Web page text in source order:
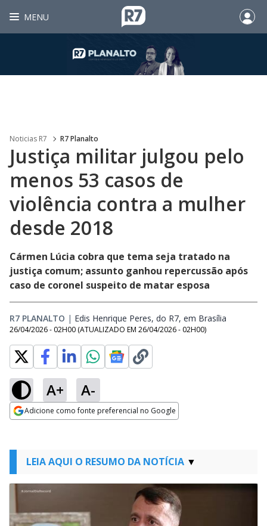
MENU
Noticias R7 R7 Planalto
Justiça militar julgou pelo
menos 53 casos de
violência contra a mulher
desde 2018
Cármen Lúcia cobra que tema seja tratado na
justiça comum; assunto ganhou repercussão após
caso de coronel suspeito de matar esposa
R7 PLANALTO | Edis Henrique Peres, do R7, em Brasília
26/04/2026 - 02H00 (ATUALIZADO EM 26/04/2026 - 02H00)
A+ A-
Adicione como fonte preferencial no Google
LEIA AQUI O RESUMO DA NOTÍCIA